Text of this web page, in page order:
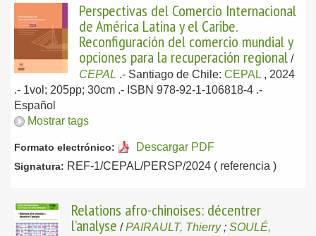
Perspectivas del Comercio Internacional
de América Latina y el Caribe.
Reconfiguración del comercio mundial y
opciones para la recuperación regional /
CEPAL .- Santiago de Chile: CEPAL , 2024
.- 1vol; 205pp; 30cm .- ISBN 978-92-1-106818-4 .-
Español
Mostrar tags
Formato electrónico: Descargar PDF
Signatura: REF-1/CEPAL/PERSP/2024 ( referencia )
Relations afro-chinoises: décentrer
l’analyse /PAIRAULT, Thierry; SOULÉ,